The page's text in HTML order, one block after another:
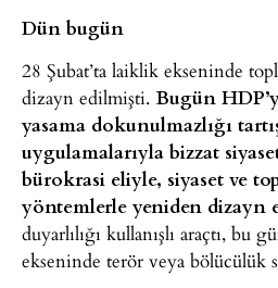
Dün bugün
28 Şubat’ta laiklik ekseninde
dizayn edilmişti. Bugün
yasama dokunulmazlığı
uygulamalarıyla bizzat
bürokrasi eliyle, siyaset ve
yöntemlerle yeniden dizayn
duyarlılığı kullanışlı araçtı,
ekseninde terör veya bölücülük